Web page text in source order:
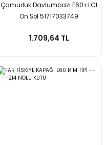
Çamurluk Davlumbazı E60+LCI
Ön Sol 51717033749
1.709,64 TL